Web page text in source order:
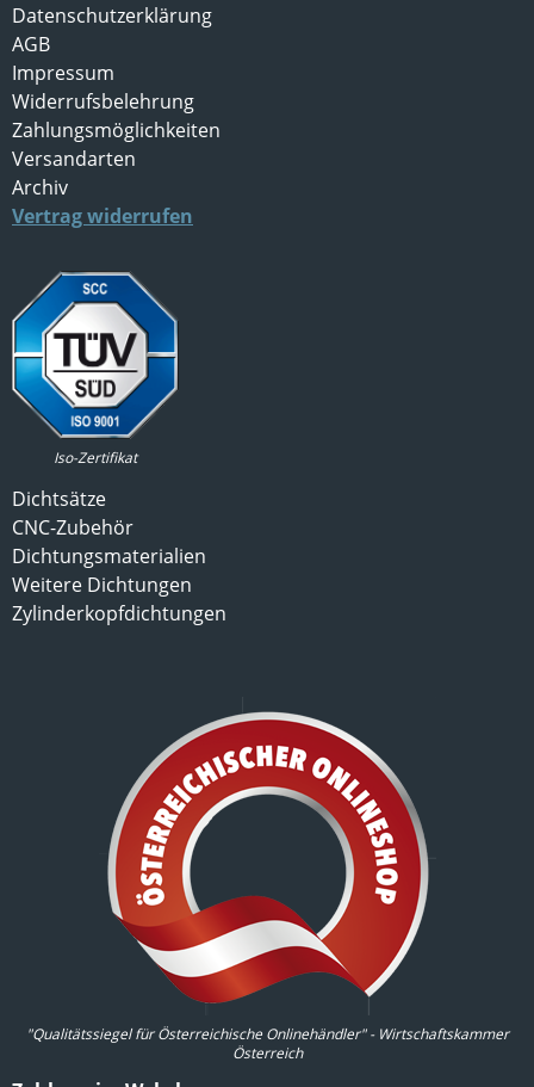
Datenschutzerklärung
AGB
Impressum
Widerrufsbelehrung
Zahlungsmöglichkeiten
Versandarten
Archiv
Vertrag widerrufen
Iso-Zertifikat
Dichtsätze
CNC-Zubehör
Dichtungsmaterialien
Weitere Dichtungen
Zylinderkopfdichtungen
"Qualitätssiegel für Österreichische Onlinehändler" - Wirtschaftskammer
Österreich